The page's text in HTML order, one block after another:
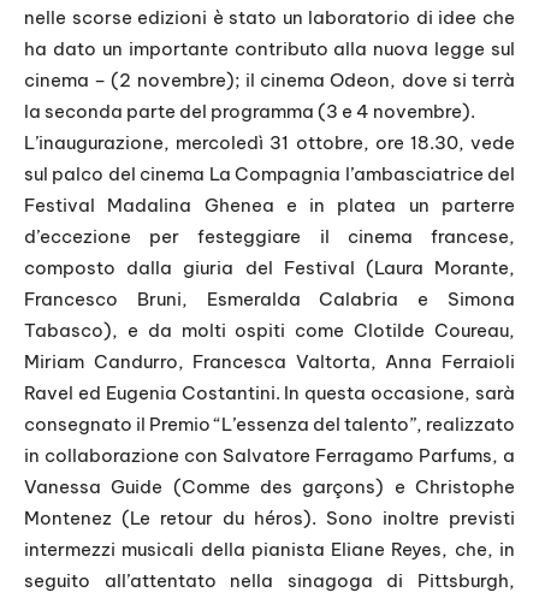
nelle scorse edizioni è stato un laboratorio di idee che
ha dato un importante contributo alla nuova legge sul
cinema – (2 novembre); il cinema Odeon, dove si terrà
la seconda parte del programma (3 e 4 novembre).
L’inaugurazione, mercoledì 31 ottobre, ore 18.30, vede
sul palco del cinema La Compagnia l’ambasciatrice del
Festival Madalina Ghenea e in platea un parterre
d’eccezione per festeggiare il cinema francese,
composto dalla giuria del Festival (Laura Morante,
Francesco Bruni, Esmeralda Calabria e Simona
Tabasco), e da molti ospiti come Clotilde Coureau,
Miriam Candurro, Francesca Valtorta, Anna Ferraioli
Ravel ed Eugenia Costantini. In questa occasione, sarà
consegnato il Premio “L’essenza del talento”, realizzato
in collaborazione con Salvatore Ferragamo Parfums, a
Vanessa Guide (Comme des garçons) e Christophe
Montenez (Le retour du héros). Sono inoltre previsti
intermezzi musicali della pianista Eliane Reyes, che, in
seguito all’attentato nella sinagoga di Pittsburgh,